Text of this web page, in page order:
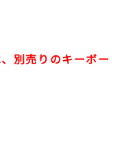
別売りのキーボー